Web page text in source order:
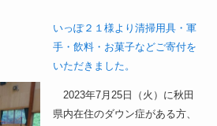
いっぽ２１様より清掃用具・軍
手・飲料・お菓子などご寄付を
いただきました。
2023年7月25日（火）に秋田
県内在住のダウン症がある方、